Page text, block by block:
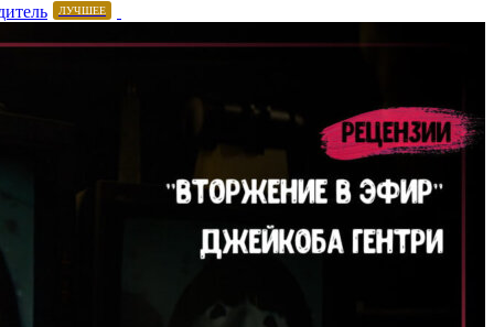
ЛУЧШЕЕ